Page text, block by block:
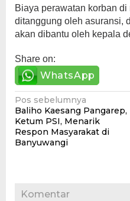
Biaya perawatan korban di
ditanggung oleh asuransi,
akan dibantu oleh kepala
Share on:
WhatsApp
Navigasi
pos
Pos sebelumnya
Baliho Kaesang Pangarep,
Ketum PSI, Menarik
Respon Masyarakat di
Banyuwangi
Komentar